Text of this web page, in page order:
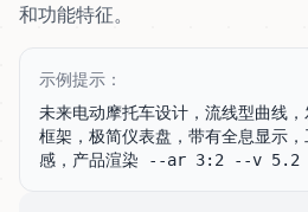
和功能特征。
示例提示：
未来电动摩托车设计，流线型曲线
框架，极简仪表盘，带有全息显示
感，产品渲染 --ar 3:2 --v 5.2